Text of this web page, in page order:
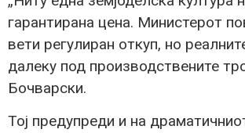
гарантирана цена. Министерот
вети регулиран откуп, но
далеку под производствените
Бочварски.
Тој предупреди и на